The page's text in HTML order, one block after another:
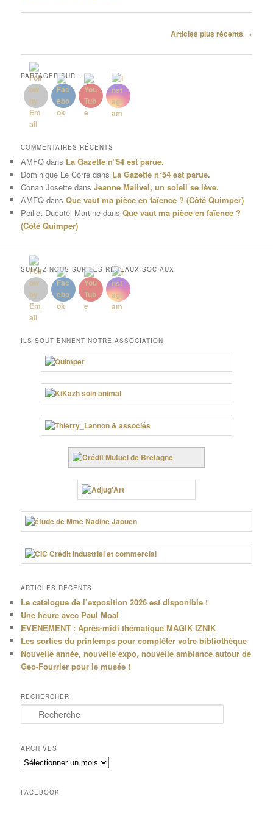
articles
Articles plus récents →
PARTAGER SUR :
COMMENTAIRES RÉCENTS
AMFQ dans La Gazette n°54 est parue.
Dominique Le Corre dans La Gazette n°54 est parue.
Conan Josette dansJeanne Malivel, un soleil se lève.
AMFQ dansQue vaut ma pièce en faïence ? (Côté Quimper)
Peillet-Ducatel Martine dansQue vaut ma pièce en faïence ?
(Côté Quimper)
SUIVEZ-NOUS SUR LES RÉSEAUX SOCIAUX
ILS SOUTIENNENT NOTRE ASSOCIATION
ARTICLES RÉCENTS
Le catalogue de l’exposition 2026 est disponible !
Une heure avec Paul Moal
EVENEMENT : Après-midi thématique MAGIK IZNIK
Les sorties du printemps pour compléter votre bibliothèque
Nouvelle année, nouvelle expo, nouvelle ambiance autour de
Geo-Fourrier pour le musée !
RECHERCHER
e
h
e
r
h
ARCHIVES
Archives
FACEBOOK